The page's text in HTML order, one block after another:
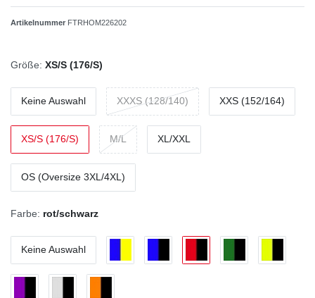
Artikelnummer FTRHOM226202
Größe: XS/S (176/S)
Keine Auswahl XXXS (128/140) XXS (152/164)
XS/S (176/S) M/L XL/XXL
OS (Oversize 3XL/4XL)
Farbe: rot/schwarz
Keine Auswahl